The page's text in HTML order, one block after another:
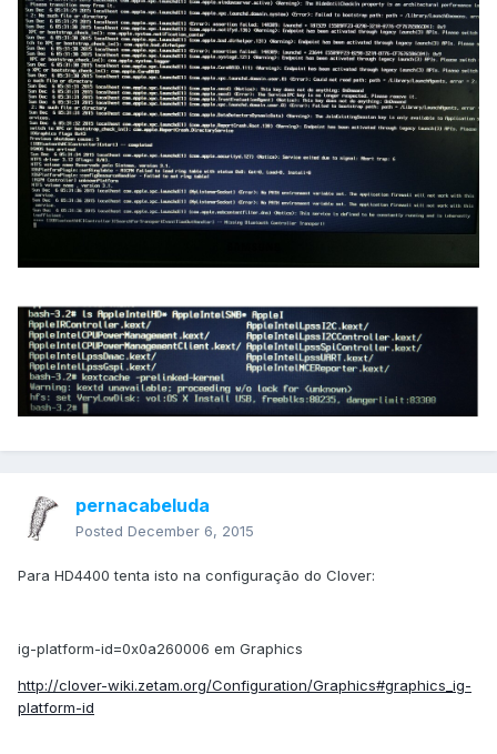
pernacabeluda
Posted December 6, 2015
Para HD4400 tenta isto na configuração do Clover:
ig-platform-id=0x0a260006 em Graphics
http://clover-wiki.zetam.org/Configuration/Graphics#graphics_ig-
platform-id